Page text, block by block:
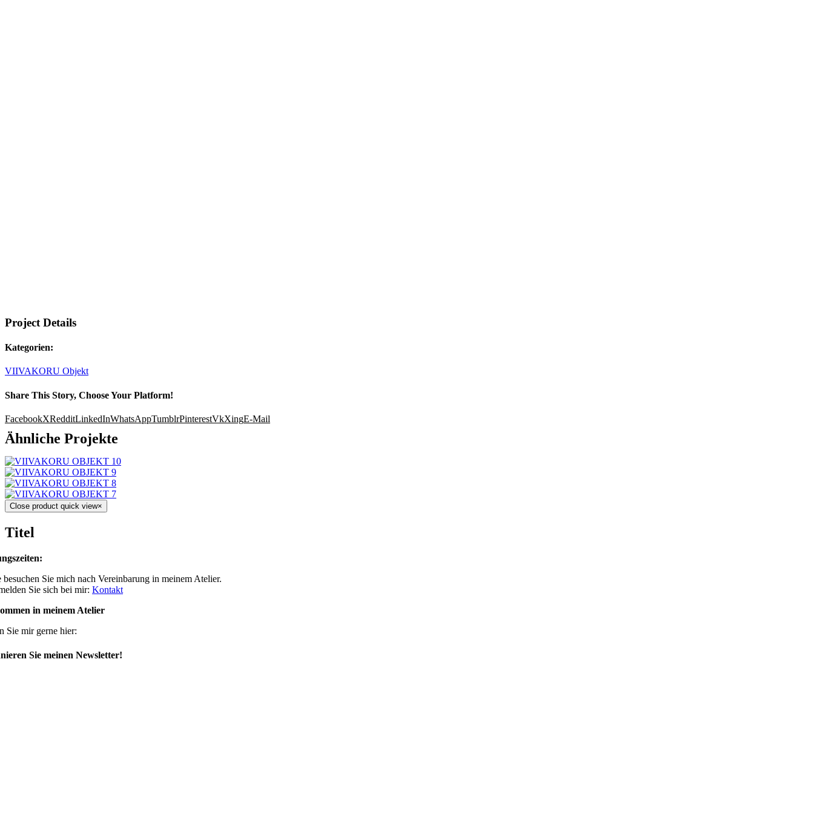
Project Details
Kategorien:
VIIVAKORU Objekt
Share This Story, Choose Your Platform!
FacebookXRedditLinkedInWhatsAppTumblrPinterestVkXingE-Mail
Ähnliche Projekte
Close product quick view×
Titel
besuchen Sie mich nach Vereinbarung in meinem Atelier.
Sie sich bei mir: Kontakt
in meinem Atelier
Sie mir gerne hier:
Sie meinen Newsletter!